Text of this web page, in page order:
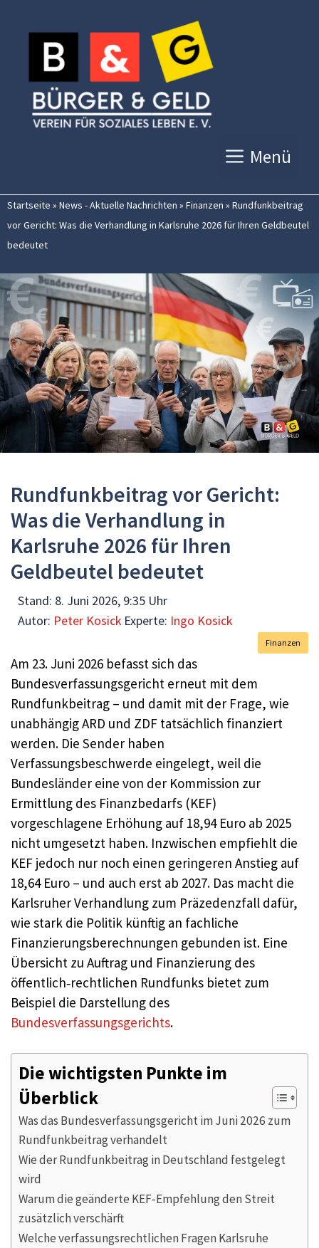
Inhalt
springen
Menü
Startseite » News - Aktuelle Nachrichten » Finanzen » Rundfunkbeitrag
vor Gericht: Was die Verhandlung in Karlsruhe 2026 für Ihren Geldbeutel
bedeutet
Rundfunkbeitrag vor Gericht:
Was die Verhandlung in
Karlsruhe 2026 für Ihren
Geldbeutel bedeutet
Stand: 8. Juni 2026, 9:35 Uhr
Autor: Peter Kosick Experte: Ingo Kosick
Finanzen
Am 23. Juni 2026 befasst sich das
Bundesverfassungsgericht erneut mit dem
Rundfunkbeitrag – und damit mit der Frage, wie
unabhängig ARD und ZDF tatsächlich finanziert
werden. Die Sender haben
Verfassungsbeschwerde eingelegt, weil die
Bundesländer eine von der Kommission zur
Ermittlung des Finanzbedarfs (KEF)
vorgeschlagene Erhöhung auf 18,94 Euro ab 2025
nicht umgesetzt haben. Inzwischen empfiehlt die
KEF jedoch nur noch einen geringeren Anstieg auf
18,64 Euro – und auch erst ab 2027. Das macht die
Karlsruher Verhandlung zum Präzedenzfall dafür,
wie stark die Politik künftig an fachliche
Finanzierungsberechnungen gebunden ist. Eine
Übersicht zu Auftrag und Finanzierung des
öffentlich‑rechtlichen Rundfunks bietet zum
Beispiel die Darstellung des
Bundesverfassungsgerichts.
Die wichtigsten Punkte im
Überblick
Was das Bundesverfassungsgericht im Juni 2026 zum
Rundfunkbeitrag verhandelt
Wie der Rundfunkbeitrag in Deutschland festgelegt
wird
Warum die geänderte KEF-Empfehlung den Streit
zusätzlich verschärft
Welche verfassungsrechtlichen Fragen Karlsruhe